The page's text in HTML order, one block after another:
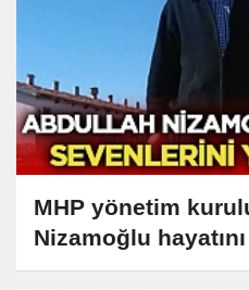
MHP yönetim
Nizamoğlu